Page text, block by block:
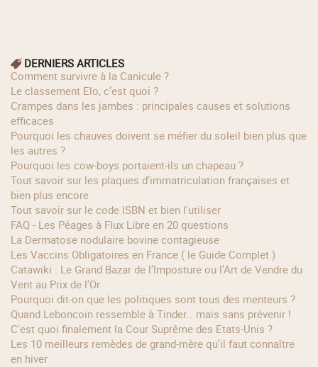
DERNIERS ARTICLES
Comment survivre à la Canicule ?
Le classement Elo, c’est quoi ?
Crampes dans les jambes : principales causes et solutions
efficaces
Pourquoi les chauves doivent se méfier du soleil bien plus que
les autres ?
Pourquoi les cow‑boys portaient‑ils un chapeau ?
Tout savoir sur les plaques d'immatriculation françaises et
bien plus encore
Tout savoir sur le code ISBN et bien l'utiliser
FAQ - Les Péages à Flux Libre en 20 questions
La Dermatose nodulaire bovine contagieuse
Les Vaccins Obligatoires en France ( le Guide Complet )
Catawiki : Le Grand Bazar de l’Imposture ou l'Art de Vendre du
Vent au Prix de l'Or
Pourquoi dit-on que les politiques sont tous des menteurs ?
Quand Leboncoin ressemble à Tinder… mais sans prévenir !
C'est quoi finalement la Cour Suprême des Etats-Unis ?
Les 10 meilleurs remèdes de grand-mère qu'il faut connaître
en hiver